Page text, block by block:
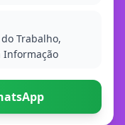
Trabalho,
Informação